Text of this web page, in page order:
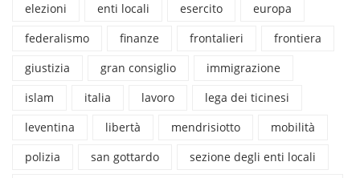
elezioni
enti locali esercito
europa
federalismo
finanze frontalieri
frontiera
giustizia
gran consiglio
immigrazione
islam
italia lavoro
lega dei ticinesi
leventina
libertà mendrisiotto
mobilità
polizia
san gottardo
sezione degli enti locali